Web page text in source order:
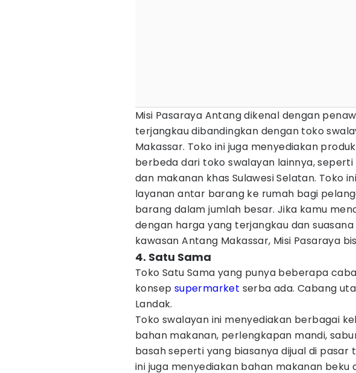
Misi Pasaraya Antang dikenal dengan
terjangkau dibandingkan dengan toko
Makassar. Toko ini juga menyediakan
berbeda dari toko swalayan lainnya,
dan makanan khas Sulawesi Selatan. Toko
layanan antar barang ke rumah bagi
barang dalam jumlah besar. Jika kamu
dengan harga yang terjangkau dan
kawasan Antang Makassar, Misi Pasaraya
4. Satu Sama
Toko Satu Sama yang punya beberapa
konsep supermarket serba ada. Cabang
Landak.
Toko swalayan ini menyediakan berbagai
bahan makanan, perlengkapan mandi,
basah seperti yang biasanya dijual di pasar
ini juga menyediakan bahan makanan